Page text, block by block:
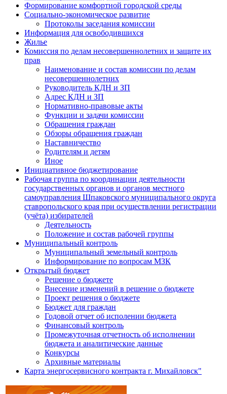
Формирование комфортной городской среды
Социально-экономическое развитие
Протоколы заседания комиссии
Информация для освободившихся
Жилье
Комиссия по делам несовершеннолетних и защите их
прав
Наименование и состав комиссии по делам
несовершеннолетних
Руководитель КДН и ЗП
Адрес КДН и ЗП
Нормативно-правовые акты
Функции и задачи комиссии
Обращения граждан
Обзоры обращения граждан
Наставничество
Родителям и детям
Иное
Инициативное бюджетирование
Рабочая группа по координации деятельности
государственных органов и органов местного
самоуправления Шпаковского муниципального округа
ставропольского края при осуществлении регистрации
(учёта) избирателей
Деятельность
Положение и состав рабочей группы
Муниципальный контроль
Муниципальный земельный контроль
Информирование по вопросам МЗК
Открытый бюджет
Решение о бюджете
Внесение изменений в решение о бюджете
Проект решения о бюджете
Бюджет для граждан
Годовой отчет об исполении бюджета
Финансовый контроль
Промежуточная отчетность об исполнении
бюджета и аналитические данные
Конкурсы
Архивные материалы
Карта энергосервисного контракта г. Михайловск"